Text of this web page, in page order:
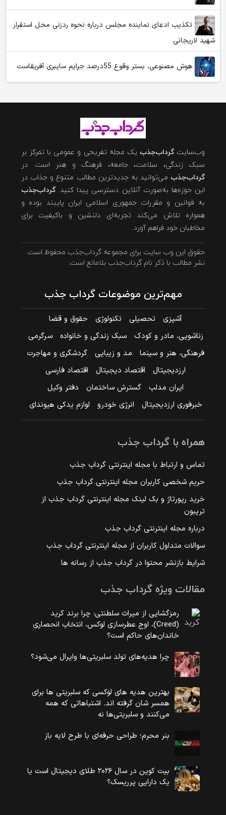
تکذیب ادعای نماینده مجلس درباره نحوه ردزنی محل استقرار
شهید لاریجانی
هوش مصنوعی، بستر وقوع 55درصد جرایم سایبری آفریقاست
وب‌سایتگرداب‌جذب یک مجله تفریحی و عمومی با تمرکز بر
سبک زندگی، سلامت، جامعه، فرهنگ و هنر است. در
گرداب‌جذب می‌توانید به جدیدترین مطالب متنوع و جذاب در
این حوزه‌ها به‌صورت آنلاین دسترسی پیدا کنید.گرداب‌جذب
به قوانین و مقررات جمهوری اسلامی ایران پایبند بوده و
همواره تلاش می‌کند تجربه‌ای دلنشین و باکیفیت برای
مخاطبان خود فراهم آورد.
حقوق این وب سایت برای مجموعه گرداب‌جذب محفوظ است.
نشر مطالب با ذکر نام گرداب‌جذب بلامانع است.
مهم‌ترین موضوعات گرداب جذب
آشپزی تحصیلی تکنولوژی
حقوق و قضا
زناشویی، مادر و کودک
سبک زندگی و خانواده
سرگرمی
فرهنگی، هنر و سینما
مد و زیبایی
گردشگری و مهاجرت
ارزدیجیتال
اقتصاد دیجیتال
اقتصاد فارسی
ایران مدلب
گسترش ساختمان
دفتر وکیل
خبرفوری ارزدیجیتال
انرژی خودرو لوازم یدکی هیوندای
همراه با گرداب جذب
تماس و ارتباط با مجله اینترنتی گرداب جذب
حریم شخصی کاربران مجله اینترنتی گرداب جذب
خرید رپورتاژ و بک لینک مجله اینترنتی گرداب جذب از
تریبون
درباره مجله اینترنتی گرداب جذب
سوالات متداول کاربران از مجله اینترنتی گرداب جذب
شرایط بازنشر محتوا در گرداب جذب از رسانه ها
مقالات ویژه گرداب جذب
رمزگشایی از میراث سلطنتی: چرا برند کرید
(Creed)، اوج عطرسازی لوکس، انتخاب انحصاری
خاندان‌های حاکم است؟
چرا هدیه‌های تولد سلبریتی‌ها وایرال می‌شود؟
بهترین هدیه های لوکسی که سلبریتی ها برای
همسر شان گرفته اند. اشتباهاتی که همه
می‌کنند و سلبریتی‌ها نه
بنر محرم؛ طراحی حرفه‌ای با طرح لایه باز
بیت کوین در سال ۲۰۲۶ طلای دیجیتال است یا
یک دارایی پرریسک؟